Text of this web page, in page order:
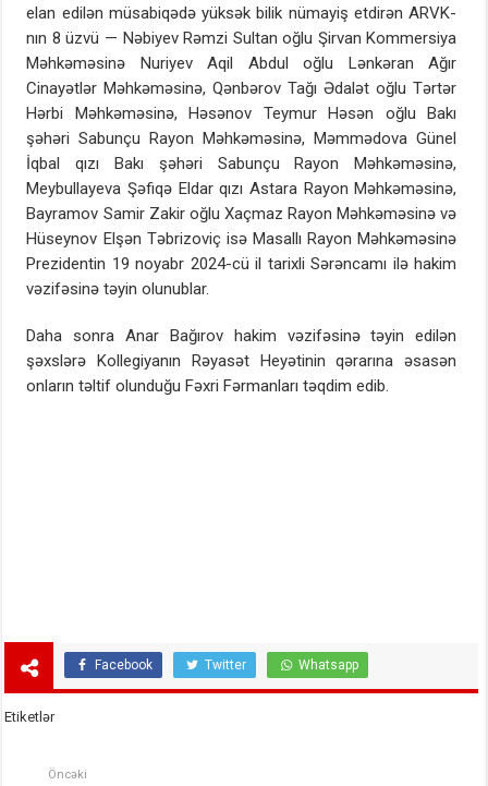
elan edilən müsabiqədə yüksək bilik nümayiş etdirən ARVK-
nın 8 üzvü — Nəbiyev Rəmzi Sultan oğlu Şirvan Kommersiya
Məhkəməsinə Nuriyev Aqil Abdul oğlu Lənkəran Ağır
Cinayətlər Məhkəməsinə, Qənbərov Tağı Ədalət oğlu Tərtər
Hərbi Məhkəməsinə, Həsənov Teymur Həsən oğlu Bakı
şəhəri Sabunçu Rayon Məhkəməsinə, Məmmədova Günel
İqbal qızı Bakı şəhəri Sabunçu Rayon Məhkəməsinə,
Meybullayeva Şəfiqə Eldar qızı Astara Rayon Məhkəməsinə,
Bayramov Samir Zakir oğlu Xaçmaz Rayon Məhkəməsinə və
Hüseynov Elşən Təbrizoviç isə Masallı Rayon Məhkəməsinə
Prezidentin 19 noyabr 2024-cü il tarixli Sərəncamı ilə hakim
vəzifəsinə təyin olunublar.
Daha sonra Anar Bağırov hakim vəzifəsinə təyin edilən
şəxslərə Kollegiyanın Rəyasət Heyətinin qərarına əsasən
onların təltif olunduğu Fəxri Fərmanları təqdim edib.
Facebook Twitter Whatsapp
Etiketlər
Öncəki